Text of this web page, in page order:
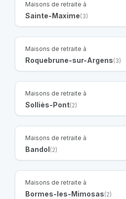
Maisons de retraite à
Sainte-Maxime(3)
Maisons de retraite à
Roquebrune-sur-Argens(3)
Maisons de retraite à
Solliès-Pont(2)
Maisons de retraite à
Bandol(2)
Maisons de retraite à
Bormes-les-Mimosas(2)